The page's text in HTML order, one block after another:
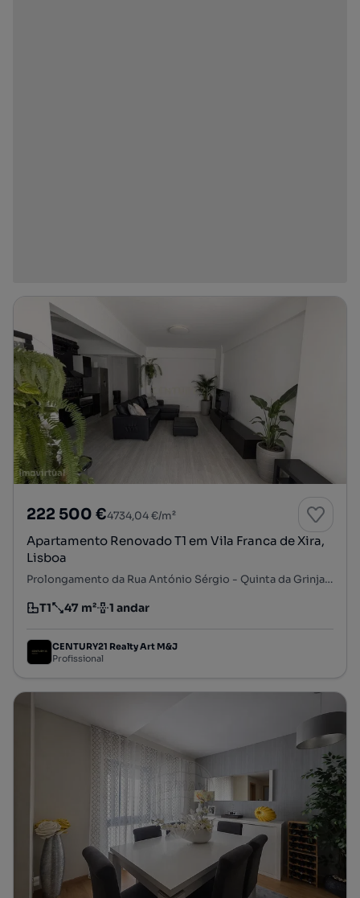
222 500 €4734,04 €/m²
Apartamento Renovado T1 em Vila Franca de Xira,
Lisboa
Prolongamento da Rua António Sérgio - Quinta da Grinja, Vila Franca de Xira, Vila Franca de Xira, Lisboa
Tipologia
T1
Preço por metro quadrado
47 m²
Andar 1 andar
CENTURY21 Realty Art M&J
Profissional